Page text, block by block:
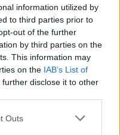
information utilized by
to third parties prior to
out of the further
by third parties on the
This information may
on the IAB’s List of
further disclose it to other
one or more Google
Outs